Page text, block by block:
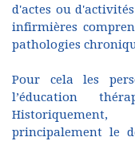
d'actes ou
infirmières
pathologies
Pour cela les
l’éducation
principalement le